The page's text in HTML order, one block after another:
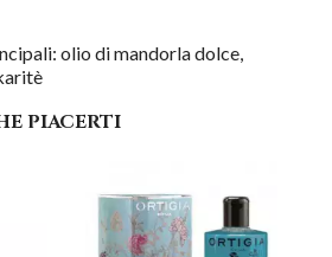
olio di mandorla dolce,
PIACERTI